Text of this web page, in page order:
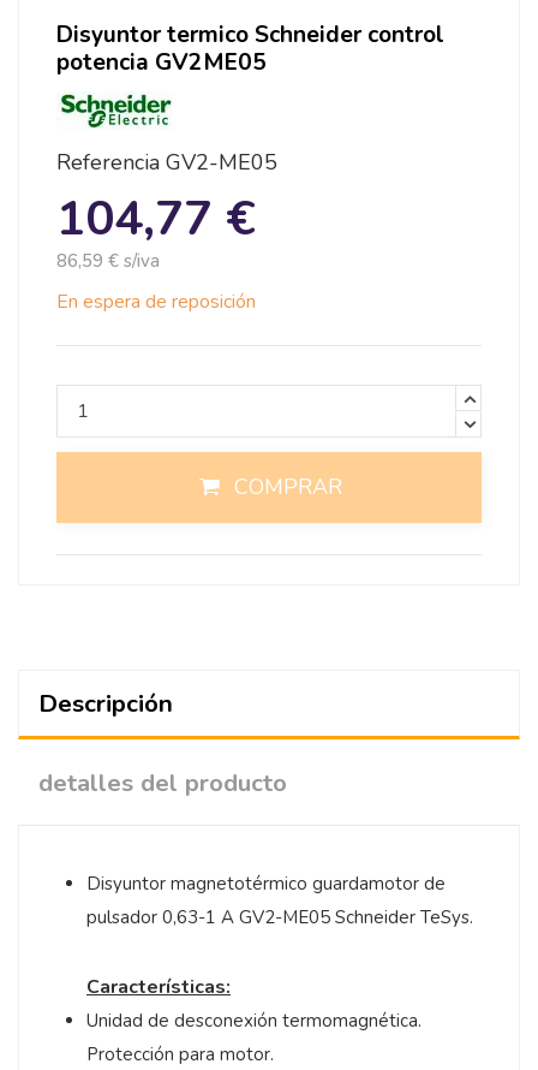
Disyuntor termico Schneider control
potencia GV2ME05
Referencia GV2-ME05
104,77 €
86,59 € s/iva
En espera de reposición
COMPRAR
Descripción
detalles del producto
Disyuntor magnetotérmico guardamotor de
pulsador 0,63-1 A GV2-ME05 Schneider TeSys.
Características:
Unidad de desconexión termomagnética.
Protección para motor.